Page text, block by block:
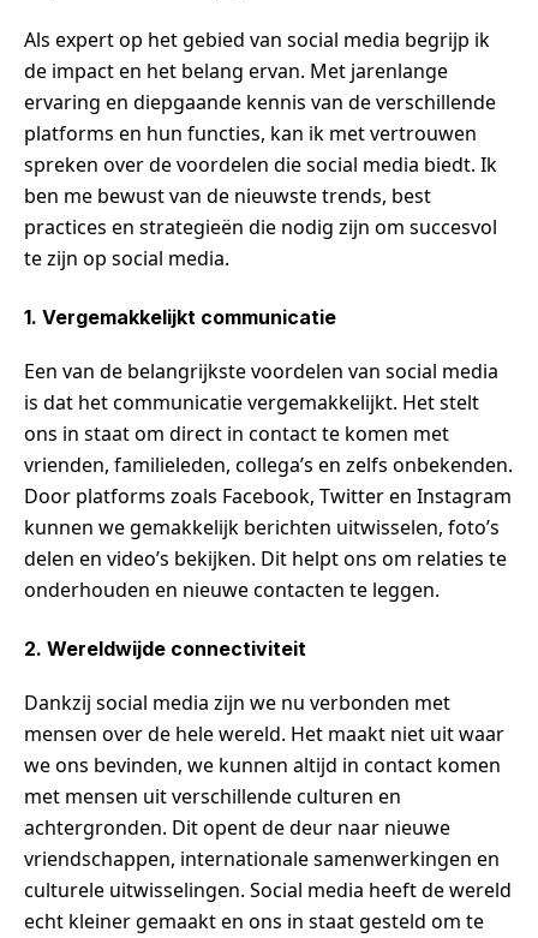
Als expert op het gebied van social media begrijp ik
de impact en het belang ervan. Met jarenlange
ervaring en diepgaande kennis van de verschillende
platforms en hun functies, kan ik met vertrouwen
spreken over de voordelen die social media biedt. Ik
ben me bewust van de nieuwste trends, best
practices en strategieën die nodig zijn om succesvol
te zijn op social media.
1. Vergemakkelijkt communicatie
Een van de belangrijkste voordelen van social media
is dat het communicatie vergemakkelijkt. Het stelt
ons in staat om direct in contact te komen met
vrienden, familieleden, collega’s en zelfs onbekenden.
Door platforms zoals Facebook, Twitter en Instagram
kunnen we gemakkelijk berichten uitwisselen, foto’s
delen en video’s bekijken. Dit helpt ons om relaties te
onderhouden en nieuwe contacten te leggen.
2. Wereldwijde connectiviteit
Dankzij social media zijn we nu verbonden met
mensen over de hele wereld. Het maakt niet uit waar
we ons bevinden, we kunnen altijd in contact komen
met mensen uit verschillende culturen en
achtergronden. Dit opent de deur naar nieuwe
vriendschappen, internationale samenwerkingen en
culturele uitwisselingen. Social media heeft de wereld
echt kleiner gemaakt en ons in staat gesteld om te